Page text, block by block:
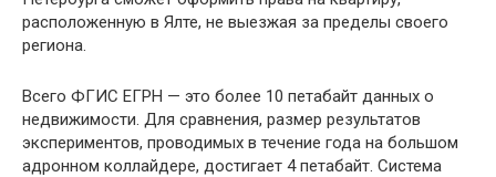
расположенную в Ялте, не выезжая за пределы своего
региона.
Всего ФГИС ЕГРН — это более 10 петабайт данных о
недвижимости. Для сравнения, размер результатов
экспериментов, проводимых в течение года на большом
адронном коллайдере, достигает 4 петабайт. Система